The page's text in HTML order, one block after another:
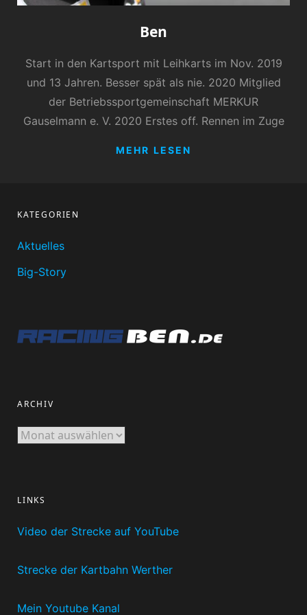
Ben
Start in den Kartsport mit Leihkarts im Nov. 2019
und 13 Jahren. Besser spät als nie. 2020 Mitglied
der Betriebssportgemeinschaft MERKUR
Gauselmann e. V. 2020 Erstes off. Rennen im Zuge
MEHR LESEN
KATEGORIEN
Aktuelles
Big-Story
ARCHIV
Archiv
LINKS
Video der Strecke auf YouTube
Strecke der Kartbahn Werther
Mein Youtube Kanal